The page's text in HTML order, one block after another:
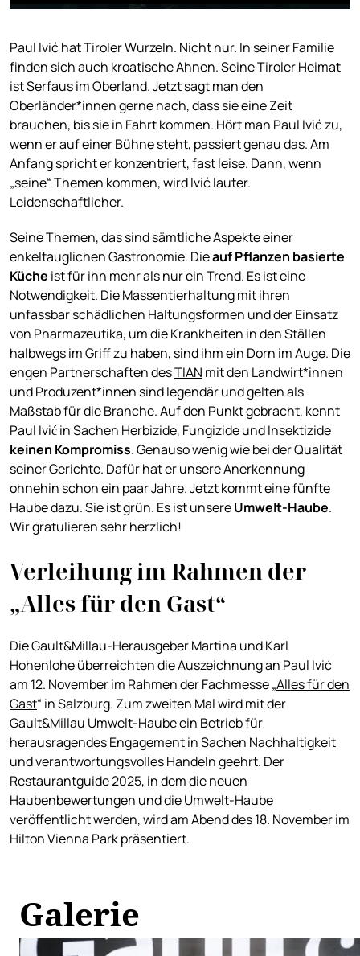
Paul Ivić hat Tiroler Wurzeln. Nicht nur. In seiner Familie
finden sich auch kroatische Ahnen. Seine Tiroler Heimat
ist Serfaus im Oberland. Jetzt sagt man den
Oberländer*innen gerne nach, dass sie eine Zeit
brauchen, bis sie in Fahrt kommen. Hört man Paul Ivić zu,
wenn er auf einer Bühne steht, passiert genau das. Am
Anfang spricht er konzentriert, fast leise. Dann, wenn
„seine“ Themen kommen, wird Ivić lauter.
Leidenschaftlicher.
Seine Themen, das sind sämtliche Aspekte einer
enkeltauglichen Gastronomie. Dieauf Pflanzen basierte
Küche ist für ihn mehr als nur ein Trend. Es ist eine
Notwendigkeit. Die Massentierhaltung mit ihren
unfassbar schädlichen Haltungsformen und der Einsatz
von Pharmazeutika, um die Krankheiten in den Ställen
halbwegs im Griff zu haben, sind ihm ein Dorn im Auge. Die
engen Partnerschaften desTIAN mit den Landwirt*innen
und Produzent*innen sind legendär und gelten als
Maßstab für die Branche. Auf den Punkt gebracht, kennt
Paul Ivić in Sachen Herbizide, Fungizide und Insektizide
keinen Kompromiss. Genauso wenig wie bei der Qualität
seiner Gerichte. Dafür hat er unsere Anerkennung
ohnehin schon ein paar Jahre. Jetzt kommt eine fünfte
Haube dazu. Sie ist grün. Es ist unsereUmwelt-Haube.
Wir gratulieren sehr herzlich!
Verleihung im Rahmen der
„Alles für den Gast“
Die Gault&Millau-Herausgeber Martina und Karl
Hohenlohe überreichten die Auszeichnung an Paul Ivić
am 12. November im Rahmen der Fachmesse „Alles für den
Gast“ in Salzburg. Zum zweiten Mal wird mit der
Gault&Millau Umwelt-Haube ein Betrieb für
herausragendes Engagement in Sachen Nachhaltigkeit
und verantwortungsvolles Handeln geehrt. Der
Restaurantguide 2025, in dem die neuen
Haubenbewertungen und die Umwelt-Haube
veröffentlicht werden, wird am Abend des 18. November im
Hilton Vienna Park präsentiert.
Galerie